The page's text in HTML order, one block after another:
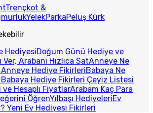
Trençkot &
YelekParkaPeluş Kürk
HediyesiDoğum Günü Hediye ve
Ver, Arabanı Hızlıca SatAnneye Ne
Anneye Hediye FikirleriBabaya Ne
Babaya Hediye Fikirleri Çeyiz Listesi
Hesaplı FiyatlarArabam Kaç Para
ÖğrenYılbaşı HediyeleriEv
Yeni Ev Hediyesi Fikirleri